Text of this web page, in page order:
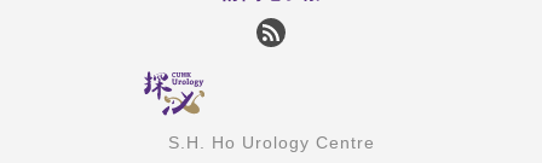
S.H. Ho Urology Centre